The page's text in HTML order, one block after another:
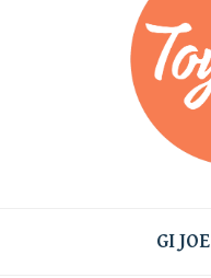
GI JOE